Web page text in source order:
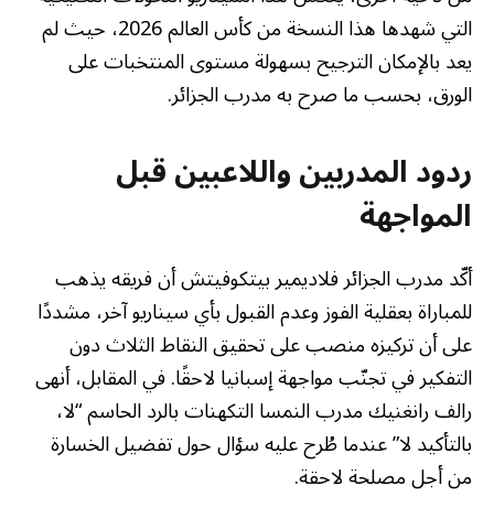
التي شهدها هذا النسخة من كأس العالم 2026، حيث لم
يعد بالإمكان الترجيح بسهولة مستوى المنتخبات على
الورق، بحسب ما صرح به مدرب الجزائر.
ردود المدربين واللاعبين قبل
المواجهة
أكّد مدرب الجزائر فلاديمير بيتكوفيتش أن فريقه يذهب
للمباراة بعقلية الفوز وعدم القبول بأي سيناريو آخر، مشددًا
على أن تركيزه منصب على تحقيق النقاط الثلاث دون
التفكير في تجنّب مواجهة إسبانيا لاحقًا. في المقابل، أنهى
رالف رانغنيك مدرب النمسا التكهنات بالرد الحاسم “لا،
بالتأكيد لا” عندما طُرح عليه سؤال حول تفضيل الخسارة
من أجل مصلحة لاحقة.